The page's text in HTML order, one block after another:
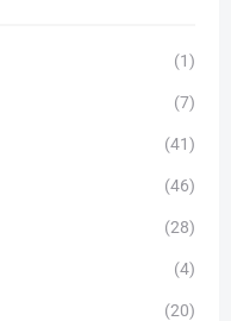
(1)
(7)
(41)
(46)
(28)
(4)
(20)